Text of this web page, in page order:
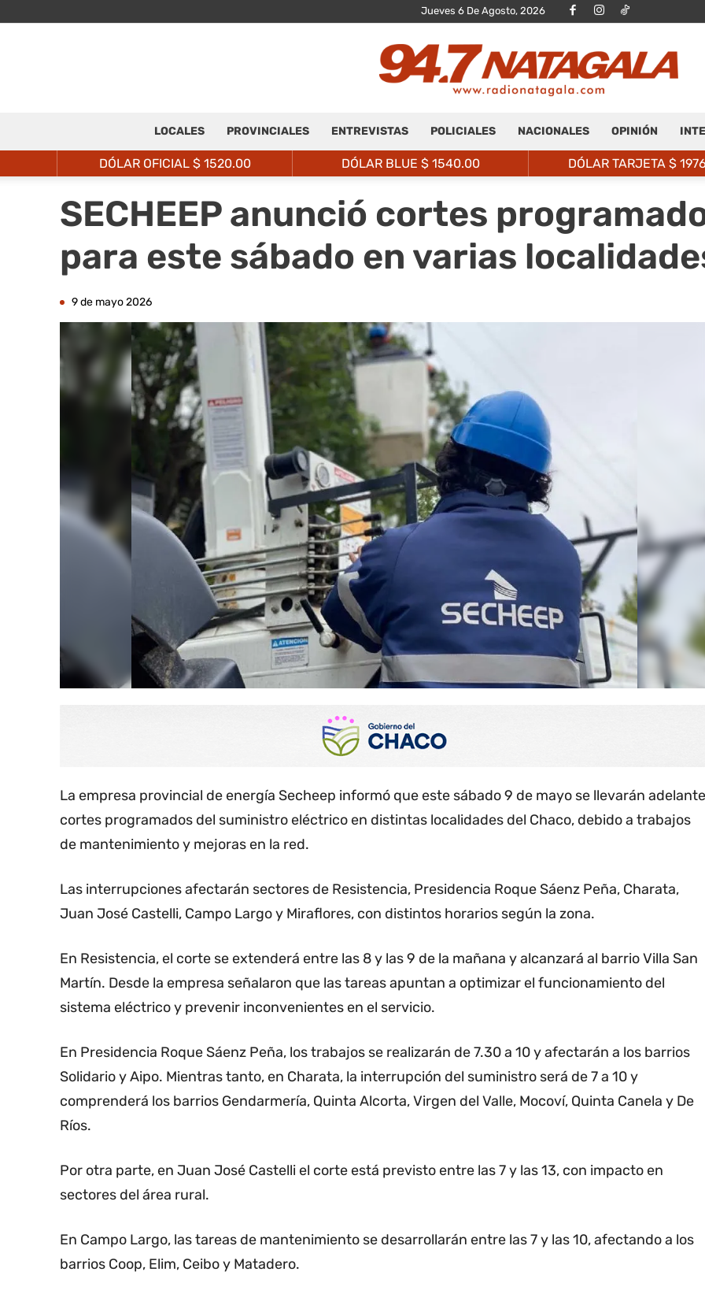
Jueves 6 De Agosto, 2026
Natagalá
LOCALES PROVINCIALES ENTREVISTAS POLICIALES NACIONALES OPINIÓN
DÓLAR OFICIAL $ 1520.00 DÓLAR BLUE $ 1540.00 DÓLAR TARJETA $
SECHEEP anunció cortes
para este sábado en varias
9 de mayo 2026
La empresa provincial de energía Secheep informó que este sábado 9 de mayo se llevarán adelante
cortes programados del suministro eléctrico en distintas localidades del Chaco, debido a trabajos
de mantenimiento y mejoras en la red.
Las interrupciones afectarán sectores de Resistencia, Presidencia Roque Sáenz Peña, Charata,
Juan José Castelli, Campo Largo y Miraflores, con distintos horarios según la zona.
En Resistencia, el corte se extenderá entre las 8 y las 9 de la mañana y alcanzará al barrio Villa San
Martín. Desde la empresa señalaron que las tareas apuntan a optimizar el funcionamiento del
sistema eléctrico y prevenir inconvenientes en el servicio.
En Presidencia Roque Sáenz Peña, los trabajos se realizarán de 7.30 a 10 y afectarán a los barrios
Solidario y Aipo. Mientras tanto, en Charata, la interrupción del suministro será de 7 a 10 y
comprenderá los barrios Gendarmería, Quinta Alcorta, Virgen del Valle, Mocoví, Quinta Canela y De
Ríos.
Por otra parte, en Juan José Castelli el corte está previsto entre las 7 y las 13, con impacto en
sectores del área rural.
En Campo Largo, las tareas de mantenimiento se desarrollarán entre las 7 y las 10, afectando a los
barrios Coop, Elim, Ceibo y Matadero.